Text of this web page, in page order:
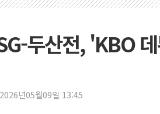
두산전, 'KBO
2026년05월09일 13:45